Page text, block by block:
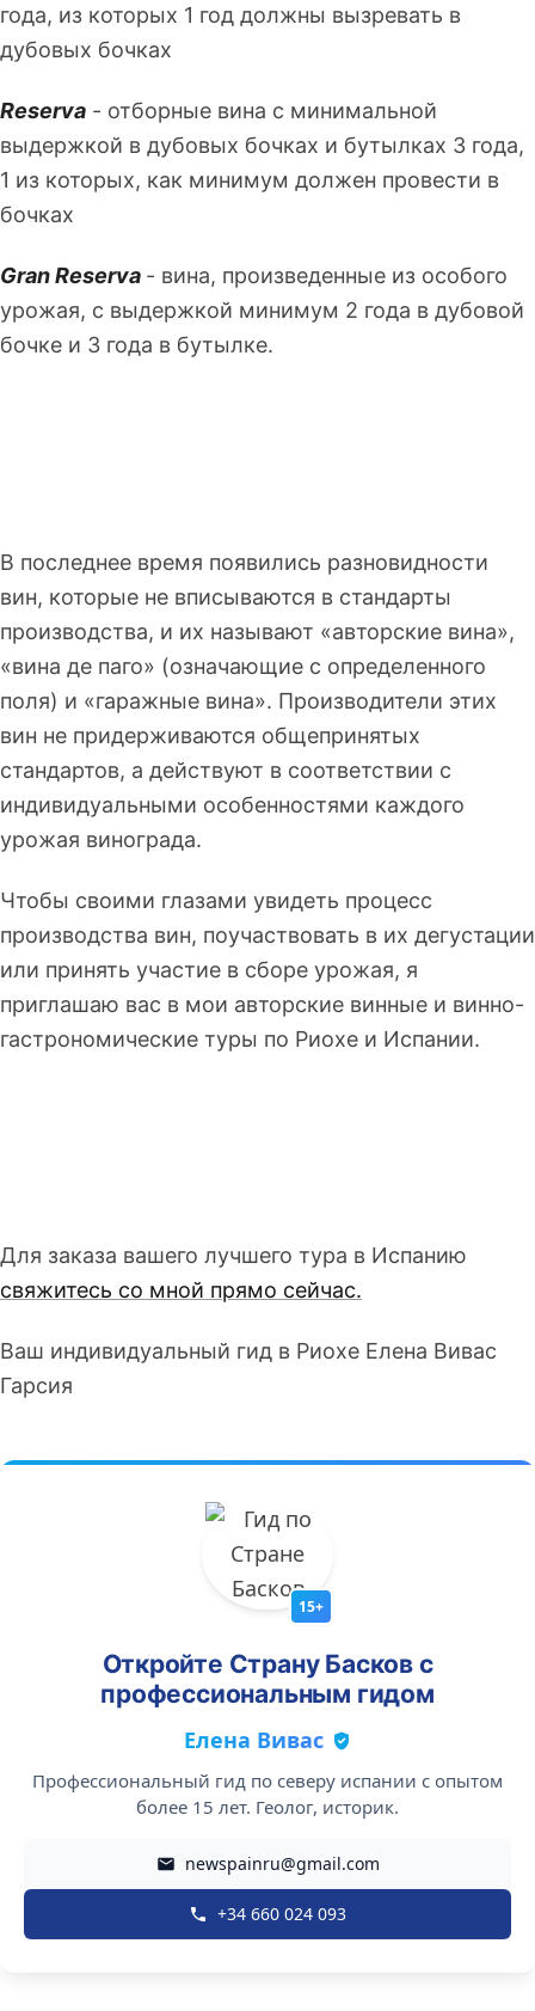
года, из которых 1 год должны вызревать в
дубовых бочках
Reserva - отборные вина с минимальной
выдержкой в дубовых бочках и бутылках 3 года,
1 из которых, как минимум должен провести в
бочках
Gran Reserva - вина, произведенные из особого
урожая, с выдержкой минимум 2 года в дубовой
бочке и 3 года в бутылке.
В последнее время появились разновидности
вин, которые не вписываются в стандарты
производства, и их называют «авторские вина»,
«вина де паго» (означающие с определенного
поля) и «гаражные вина». Производители этих
вин не придерживаются общепринятых
стандартов, а действуют в соответствии с
индивидуальными особенностями каждого
урожая винограда.
Чтобы своими глазами увидеть процесс
производства вин, поучаствовать в их дегустации
или принять участие в сборе урожая, я
приглашаю вас в мои авторские винные и винно-
гастрономические туры по Риохе и Испании.
Для заказа вашего лучшего тура в Испанию
свяжитесь со мной прямо сейчас.
Ваш индивидуальный гид в Риохе Елена Вивас
Гарсия
15+
Откройте Страну Басков с
профессиональным гидом
Елена Вивас
Профессиональный гид по северу испании с опытом
более 15 лет. Геолог, историк.
newspainru@gmail.com
+34 660 024 093